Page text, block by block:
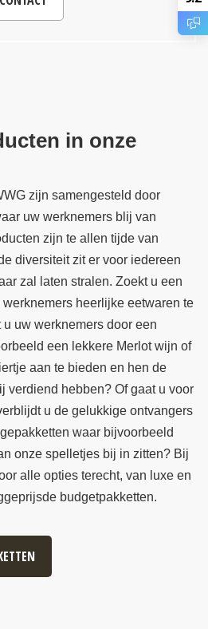
in onze
zijn samengesteld door
uw werknemers blij van
zijn te allen tijde van
diversiteit zit er voor iedereen
zal laten stralen. Zoekt u een
heerlijke eetwaren te
uw werknemers door een
een lekkere Merlot wijn of
aan te bieden en hen de
verdiend hebben? Of gaat u voor
u de gelukkige ontvangers
waar bijvoorbeeld
onze spelletjes bij in zitten? Bij
alle opties terecht, van luxe en
budgetpakketten.